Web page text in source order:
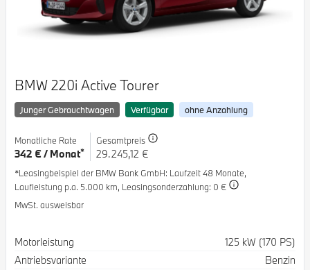
BMW 220i Active Tourer
Junger Gebrauchtwagen Verfügbar ohne Anzahlung
Monatliche Rate
342 € / Monat*
Gesamtpreis
29.245,12 €
*Leasingbeispiel der BMW Bank GmbH: Laufzeit 48 Monate,
Laufleistung p.a. 5.000 km, Leasingsonderzahlung: 0 €
MwSt. ausweisbar
Spezifikation
Motorleistung
125 kW (170 PS)
Antriebsvariante
Benzin